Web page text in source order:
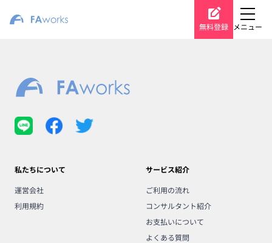
無料登録 メニュー
私たちについて
運営会社
利用規約
サービス紹介
ご利用の流れ
コンサルタント紹介
お支払いについて
よくある質問